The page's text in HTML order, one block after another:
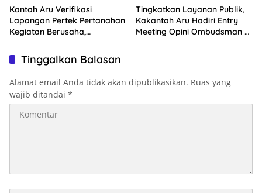
Kantah Aru Verifikasi
Lapangan Pertek Pertanahan
Kegiatan Berusaha,
Tingkatkan Layanan Publik,
Kakantah Aru Hadiri Entry
Meeting Opini Ombudsman RI
Tinggalkan Balasan
Alamat email Anda tidak akan dipublikasikan. Ruas yang
wajib ditandai *